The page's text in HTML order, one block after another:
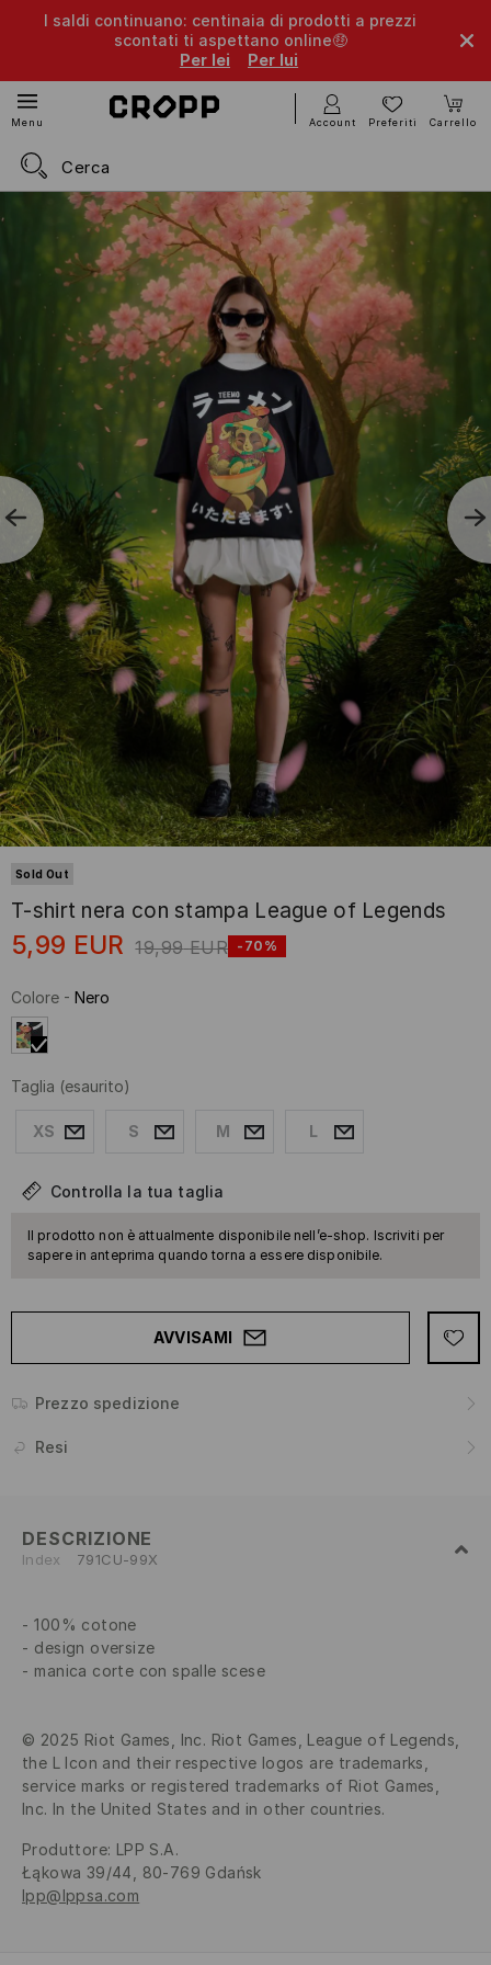
I saldi continuano: centinaia di prodotti a prezzi
scontati ti aspettano online🤑
Per lei
Per lui
Menu Account Preferiti Carrello
Sold Out
T-shirt nera con stampa League of Legends
5,99 EUR 19,99 EUR -70%
Colore - Nero
Taglia (esaurito)
XS S M L
Controlla la tua taglia
Il prodotto non è attualmente disponibile nell’e-shop. Iscriviti per
sapere in anteprima quando torna a essere disponibile.
AVVISAMI
Prezzo spedizione
Resi
DESCRIZIONE
Index 791CU-99X
100% cotone
design oversize
manica corte con spalle scese
© 2025 Riot Games, Inc. Riot Games, League of Legends,
the L Icon and their respective logos are trademarks,
service marks or registered trademarks of Riot Games,
Inc. In the United States and in other countries.
Produttore: LPP S.A.
Łąkowa 39/44, 80-769 Gdańsk
lpp@lppsa.com